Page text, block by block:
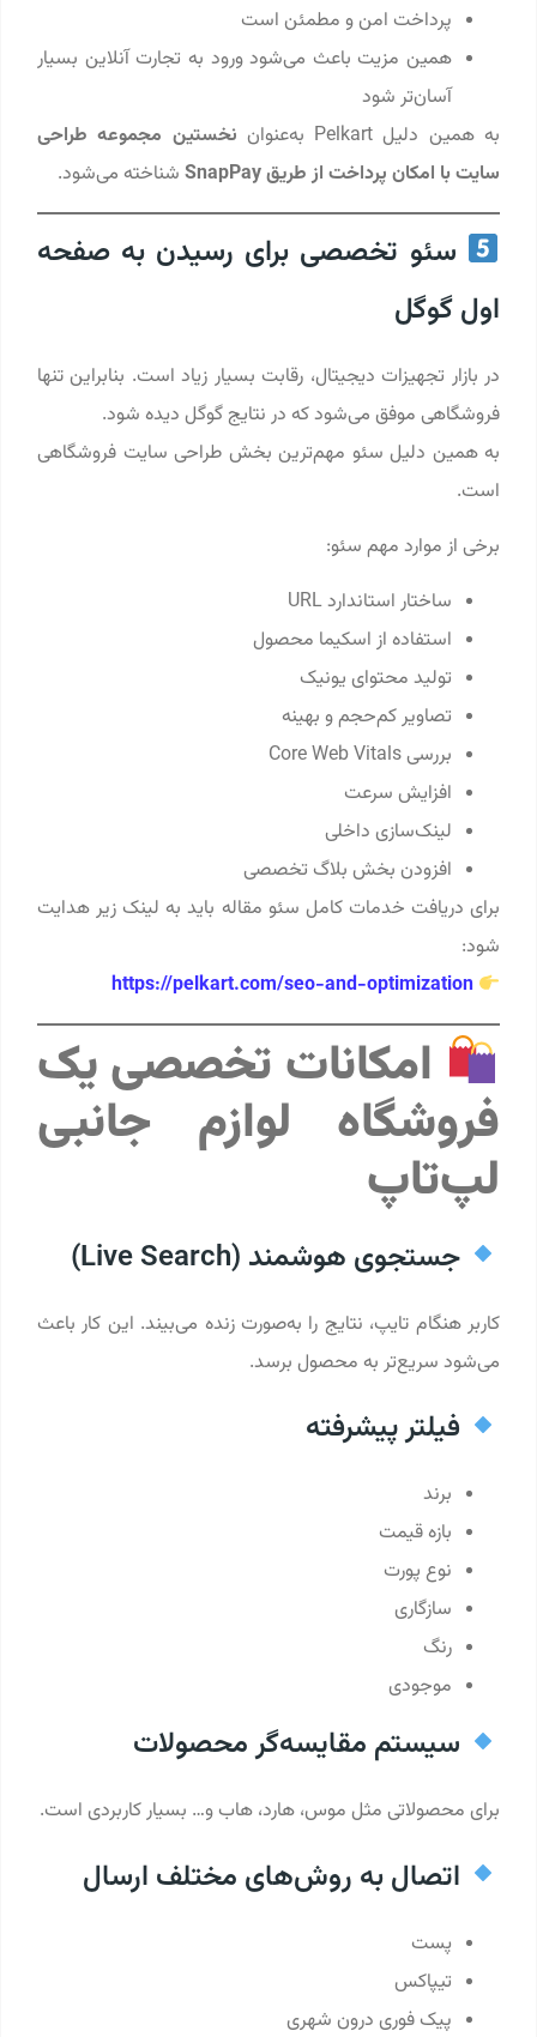
پرداخت امن و مطمئن است
همین مزیت باعث می‌شود ورود به تجارت آنلاین بسیار
آسان‌تر شود
به همین دلیل Pelkart به‌عنوان
نخستین مجموعه‌ طراحی
سایت با امکان پرداخت از طریق SnapPay
شناخته می‌شود.
سئو تخصصی برای رسیدن به صفحه
اول گوگل
در بازار تجهیزات دیجیتال، رقابت بسیار زیاد است. بنابراین تنها
فروشگاهی موفق می‌شود که در نتایج گوگل دیده شود.
به همین دلیل سئو مهم‌ترین بخش طراحی سایت فروشگاهی
است.
برخی از موارد مهم سئو:
ساختار استاندارد URL
استفاده از اسکیما محصول
تولید محتوای یونیک
تصاویر کم‌حجم و بهینه
بررسی Core Web Vitals
افزایش سرعت
لینک‌سازی داخلی
افزودن بخش بلاگ تخصصی
برای دریافت خدمات کامل سئو مقاله باید به لینک زیر هدایت
شود:
https://pelkart.com/seo-and-optimization
امکانات تخصصی یک
فروشگاه لوازم جانبی
لپ‌تاپ
جستجوی هوشمند (Live Search)
کاربر هنگام تایپ، نتایج را به‌صورت زنده می‌بیند. این کار باعث
می‌شود سریع‌تر به محصول برسد.
فیلتر پیشرفته
برند
بازه قیمت
نوع پورت
سازگاری
رنگ
موجودی
سیستم مقایسه‌گر محصولات
برای محصولاتی مثل موس، هارد، هاب و… بسیار کاربردی است.
اتصال به روش‌های مختلف ارسال
پست
تیپاکس
پیک فوری درون شهری